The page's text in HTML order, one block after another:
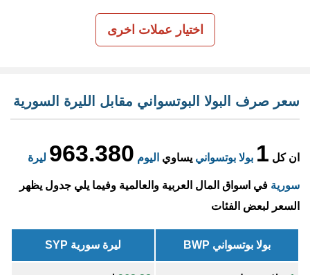
اختيار عملات اخرى
سعر صرف البولا البوتسواني مقابل الليرة السورية
ان كل 1 بولا بوتسواني يساوي اليوم 963.380 ليرة
سورية في اسواق المال العربية والعالمية وفيما يلي جدول يظهر
السعر لبعض الفئات
بولا بوتسواني BWP ليرة سورية SYP